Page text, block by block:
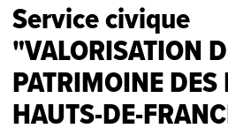
Service civique
"VALORISATION
PATRIMOINE DES
HAUTS-DE-